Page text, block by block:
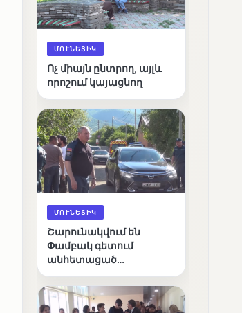
ՄՈՒՆԵՏԻԿ
Ոչ միայն ընտրող, այլև
որոշում կայացնող
ՄՈՒՆԵՏԻԿ
Շարունակվում են
Փամբակ գետում
անհետացած
որոնողական
աշխատանքները